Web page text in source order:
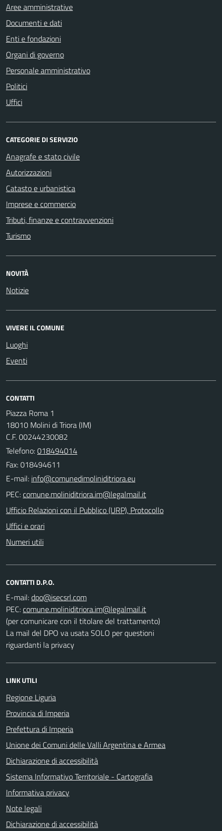
Aree amministrative
Documenti e dati
Enti e fondazioni
Organi di governo
Personale amministrativo
Politici
Uffici
CATEGORIE DI SERVIZIO
Anagrafe e stato civile
Autorizzazioni
Catasto e urbanistica
Imprese e commercio
Tributi, finanze e contravvenzioni
Turismo
NOVITÀ
Notizie
VIVERE IL COMUNE
Luoghi
Eventi
CONTATTI
Piazza Roma 1
18010 Molini di Triora (IM)
C.F. 00244230082
Telefono:018494014
Fax: 018494611
E-mail:
PEC:
Ufficio Relazioni con il Pubblico (URP), Protocollo
Uffici e orari
Numeri utili
CONTATTI D.P.O.
E-mail:
PEC:
(per comunicare con il titolare del trattamento)
La mail del DPO va usata SOLO per questioni
riguardanti la privacy
LINK UTILI
Regione Liguria
Provincia di Imperia
Prefettura di Imperia
Unione dei Comuni delle Valli Argentina e Armea
Dichiarazione di accessibilità
Sistema Informativo Territoriale - Cartografia
Informativa privacy
Note legali
Dichiarazione di accessibilità